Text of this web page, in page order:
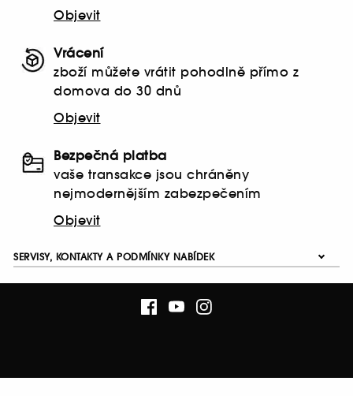
Objevit
Vrácení
zboží můžete vrátit pohodlně přímo z
domova do 30 dnů
Objevit
Bezpečná platba
vaše transakce jsou chráněny
nejmodernějším zabezpečením
Objevit
SERVISY, KONTAKTY A PODMÍNKY NABÍDEK